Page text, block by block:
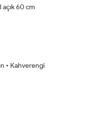
açık 60 cm
• Kahverengi